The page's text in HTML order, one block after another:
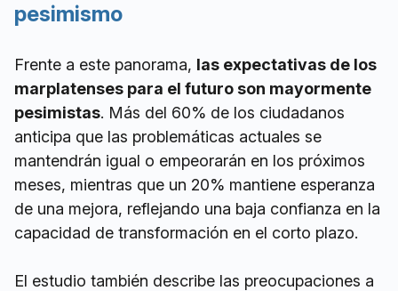
pesimismo
Frente a este panorama, las expectativas de los
marplatenses para el futuro son mayormente
pesimistas. Más del 60% de los ciudadanos
anticipa que las problemáticas actuales se
mantendrán igual o empeorarán en los próximos
meses, mientras que un 20% mantiene esperanza
de una mejora, reflejando una baja confianza en la
capacidad de transformación en el corto plazo.
El estudio también describe las preocupaciones a